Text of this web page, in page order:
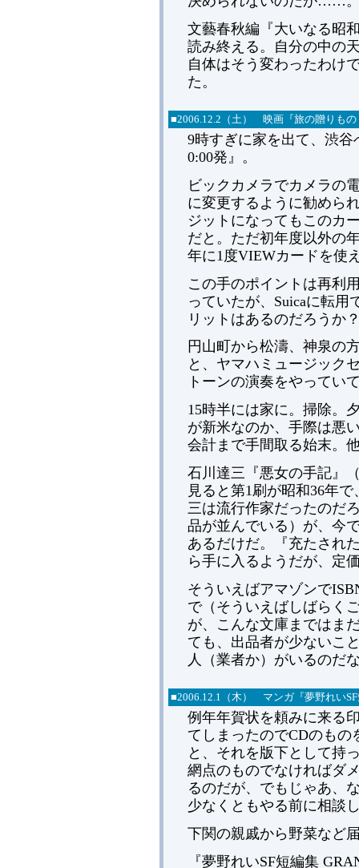
文藝春秋編『大いなる昭
読み終える。自分の中の
自体はそう変わったわけ
た。
■2006.12.2（土） 映画『旅の贈りも
9時すぎに家を出て、渋
0:00発』。
ビックカメラでカメラの
に変更するように勧めら
ジットになってもこのカ
だと。ただ初年度以外の
年に1度VIEWカードを使
この手のポイントは再利
っていたが、Suicaに転
リットはあるのだろうか
円山町から松濤、神泉の
と、ヤマハミュージック
トーンの演奏をやってい
15時半には家に。掃除。
が新米なのか、手際は悪
会計まで手間取る始末。
石川達三『悪女の手記』
見ると第1刷が昭和36年
三は流行作家だったのだ
品が並んでいる）が、今
あるだけだ。『充たされ
ら手に入るようだが、定
そういえばアマゾンで
で（そういえばしばらく
が、こんな文庫まではま
ても、出品者が少ないこ
人（業者か）がいるのだ
■2006.12.1 （木） マンガ『夢野れい
例年年賀状を頼みに来る
てしまったのでCDのも
と、それを版下として持
網点のものでなければダ
るのだが、でもじゃあ、
少なくともやる前に相談
下関の親戚から野菜など
『夢野れいSF短編集